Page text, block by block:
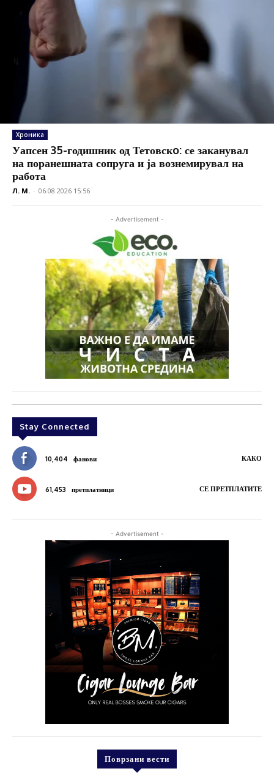
Хроника
Уапсен 35-годишник од Тетовскo: се заканувал
на поранешната сопруга и ја вознемирувал на
работа
Л. М. - 06.08.2026 15:56
- Advertisement -
Stay Connected
10,404 фанови КАКО
61,453 претплатници СЕ ПРЕТПЛАТИТЕ
- Advertisement -
Поврзани вести